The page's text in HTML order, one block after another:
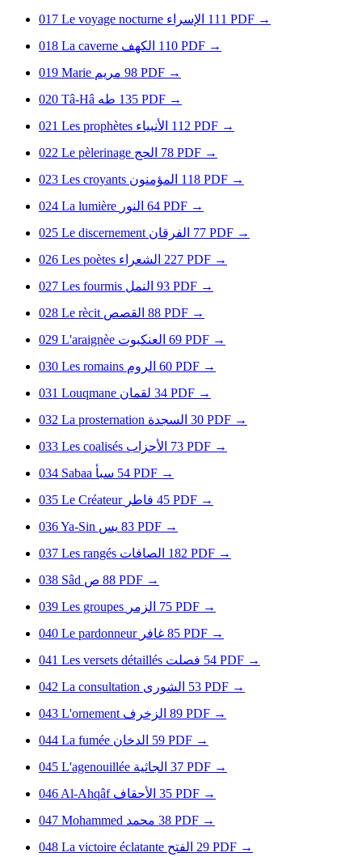
017 Le voyage nocturne الإسراء 111 PDF →
018 La caverne الكهف 110 PDF →
019 Marie مريم 98 PDF →
020 Tâ-Hâ طه 135 PDF →
021 Les prophètes الأنبياء 112 PDF →
022 Le pèlerinage الحج 78 PDF →
023 Les croyants المؤمنون 118 PDF →
024 La lumière النور 64 PDF →
025 Le discernement الفرقان 77 PDF →
026 Les poètes الشعراء 227 PDF →
027 Les fourmis النمل 93 PDF →
028 Le rècit القصص 88 PDF →
029 L'araignèe العنكبوت 69 PDF →
030 Les romains الروم 60 PDF →
031 Louqmane لقمان 34 PDF →
032 La prosternation السجدة 30 PDF →
033 Les coalisés الأحزاب 73 PDF →
034 Sabaa سبأ 54 PDF →
035 Le Créateur فاطر 45 PDF →
036Ya-Sin يس 83 PDF →
037 Les rangés الصافات 182 PDF →
038 Sâd ص 88 PDF →
039 Les groupes الزمر 75 PDF →
040 Le pardonneur غافر 85 PDF →
041 Les versets détaillés فصلت 54 PDF →
042 La consultation الشورى 53 PDF →
043 L'ornement الزخرف 89 PDF →
044 La fumée الدخان 59 PDF →
045 L'agenouillée الجاثية 37 PDF →
046 Al-Ahqâf الأحقاف 35 PDF →
047 Mohammed محمد 38 PDF →
048 La victoire éclatante الفتح 29 PDF →